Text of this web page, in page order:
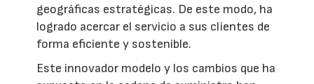
geográficas estratégicas. De este modo, ha
logrado acercar el servicio a sus clientes de
forma eficiente y sostenible.
Este innovador modelo y los cambios que ha